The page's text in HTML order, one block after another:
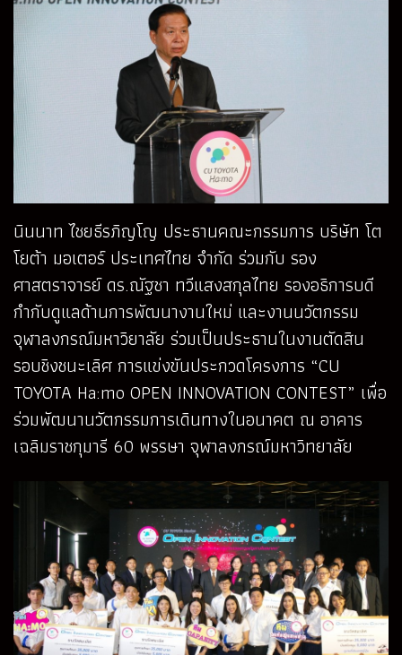
นินนาท ไชยธีรภิญโญ ประธานคณะกรรมการ บริษัท โต
โยต้า มอเตอร์ ประเทศไทย จำกัด ร่วมกับ รอง
ศาสตราจารย์ ดร.ณัฐชา ทวีแสงสกุลไทย รองอธิการบดี
กำกับดูแลด้านการพัฒนางานใหม่ และงานนวัตกรรม
จุฬาลงกรณ์มหาวิยาลัย ร่วมเป็นประธานในงานตัดสิน
รอบชิงชนะเลิศ การแข่งขันประกวดโครงการ “CU
TOYOTA Ha:mo OPEN INNOVATION CONTEST” เพื่อ
ร่วมพัฒนานวัตกรรมการเดินทางในอนาคต ณ อาคาร
เฉลิมราชกุมารี 60 พรรษา จุฬาลงกรณ์มหาวิทยาลัย